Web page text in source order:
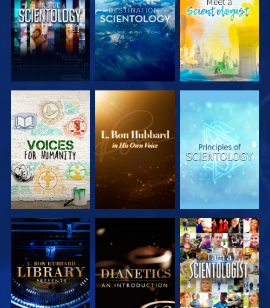
SERIE
ENTDECKEN
SERIE
ENTDECKEN
SERIE
ENTDECKEN
SERIE
ENTDECKEN
SERIE
ENTDECKEN
ANSEHEN